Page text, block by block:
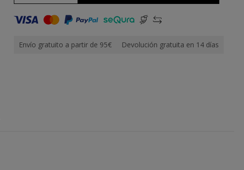
Envío gratuito a partir de 95€ Devolución gratuita en 14 días